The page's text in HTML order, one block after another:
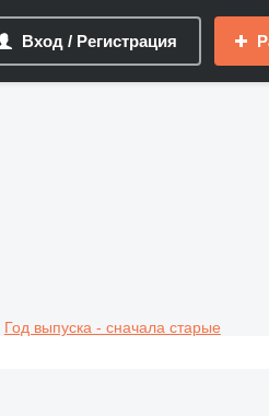
Вход / Регистрация
Год выпуска - сначала старые